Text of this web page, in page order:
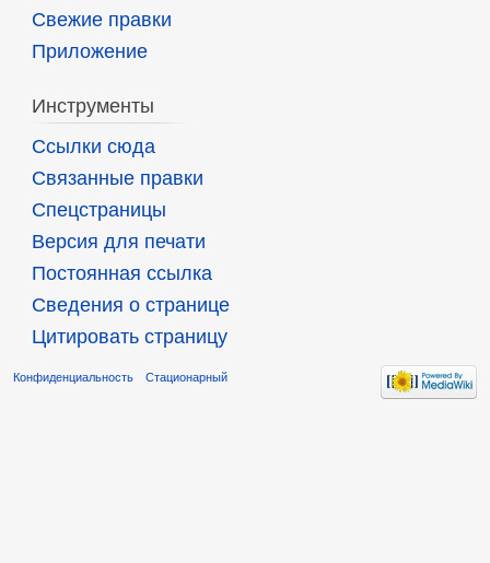
Свежие правки
Приложение
Инструменты
Ссылки сюда
Связанные правки
Спецстраницы
Версия для печати
Постоянная ссылка
Сведения о странице
Цитировать страницу
Конфиденциальность Стационарный